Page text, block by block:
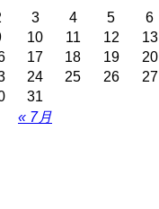
« 7月
3 4 5 6
10 11 12 13
17 18 19 20
24 25 26 27
31